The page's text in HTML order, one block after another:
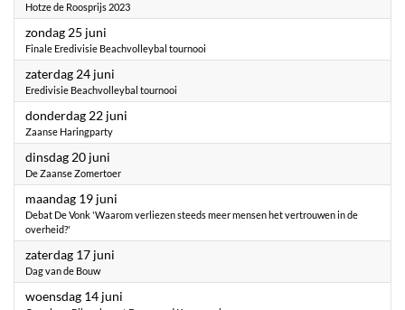
Hotze de Roosprijs 2023
zondag 25 juni
Finale Eredivisie Beachvolleybal tournooi
zaterdag 24 juni
Eredivisie Beachvolleybal tournooi
donderdag 22 juni
Zaanse Haringparty
dinsdag 20 juni
De Zaanse Zomertoer
maandag 19 juni
Debat De Vonk 'Waarom verliezen steeds meer mensen het vertrouwen in de
overheid?'
zaterdag 17 juni
Dag van de Bouw
woensdag 14 juni